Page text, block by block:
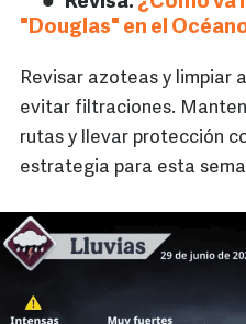
"Douglas" en el
Revisar azoteas y limpiar
evitar filtraciones.
rutas y llevar protección
estrategia para esta